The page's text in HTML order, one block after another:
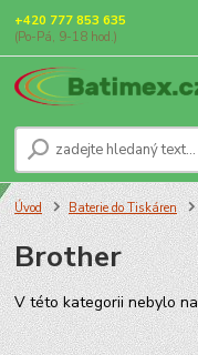
+420 777 853 635
(Po-Pá, 9-18 hod.)
Úvod Baterie do Tiskáren
Brother
V této kategorii nebylo